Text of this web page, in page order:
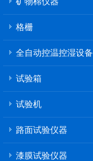
格栅
全自动控温控湿设备
试验箱
试验机
路面试验仪器
漆膜试验仪器